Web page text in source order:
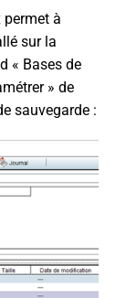
à
sur la
« Bases de
» de
sauvegarde :